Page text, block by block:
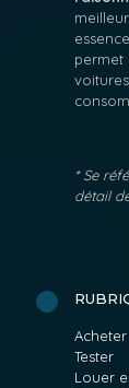
permet
* Se
détail
Acheter
Tester
Louer